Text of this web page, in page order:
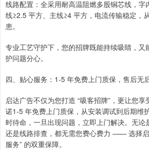
线路配置：全采用耐高温阻燃多股铜芯线，
线≥2.5 平方、主线≥4 平方，电流传输稳定，
患。
专业工艺守护下，您的招牌既能持续吸睛，又
护问题分心。
四、贴心服务：1-5 年免费上门质保，售后无
启达广告不仅为您打造 “吸客招牌”，更让您享
诺1-5 年免费上门质保，从安装调试到后期维
时待命，一旦出现问题，立即上门解决。无论
还是线路排查，都无需您费心费力 —— 选择
服务” 的双重保障。